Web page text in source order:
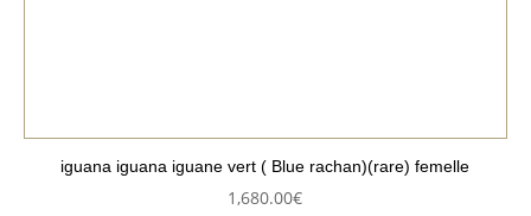
iguana iguana iguane vert ( Blue rachan)(rare) femelle
1,680.00€